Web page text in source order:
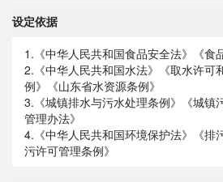
设定依据
1.《中华人民共和国食品安全法》《食
2.《中华人民共和国水法》《取水许可
例》《山东省水资源条例》
3.《城镇排水与污水处理条例》《城镇
管理办法》
4.《中华人民共和国环境保护法》《排
污许可管理条例》